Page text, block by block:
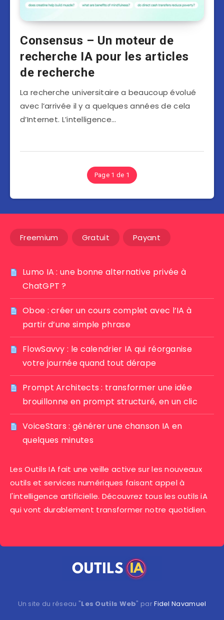
Consensus – Un moteur de
recherche IA pour les articles
de recherche
La recherche universitaire a beaucoup évolué
avec l’arrivée il y a quelques années de cela
d’Internet. L’intelligence…
Page 1 de 1
Freemium Gratuit Payant
Lumo IA : une bonne alternative privée à
ChatGPT ?
Oboe : créer un cours complet avec l’IA à
partir d’une simple phrase
FlowSavvy : le calendrier IA qui réorganise
votre journée quand tout dérape
Prompt Architects : transformer une idée
brouillonne en prompt structuré, en un clic
VoiceStars : générer une chanson IA en
quelques minutes
Les Outils IA fait une veille active sur les nouveaux
outils et services numériques faisant appel à
l'intelligence artificielle. Découvrez tous les outils iA
qui vont durablement transformer notre quotidien.
Un site du réseau "Les Outils Web" parFidel Navamuel